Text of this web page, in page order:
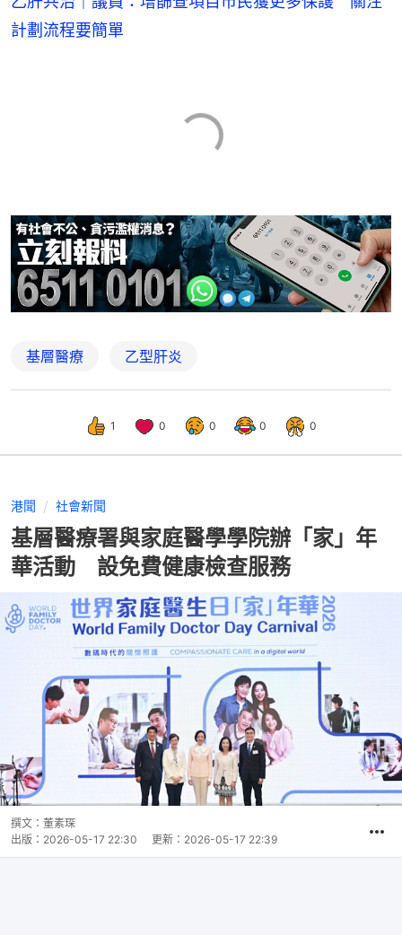
計劃流程要簡單
基層醫療 乙型肝炎
1 0 0 0 0
港聞 社會新聞
基層醫療署與家庭醫學學院辦「家」年
華活動 設免費健康檢查服務
撰文： 董素琛
出版： 2026-05-17 22:30 更新： 2026-05-17 22:39